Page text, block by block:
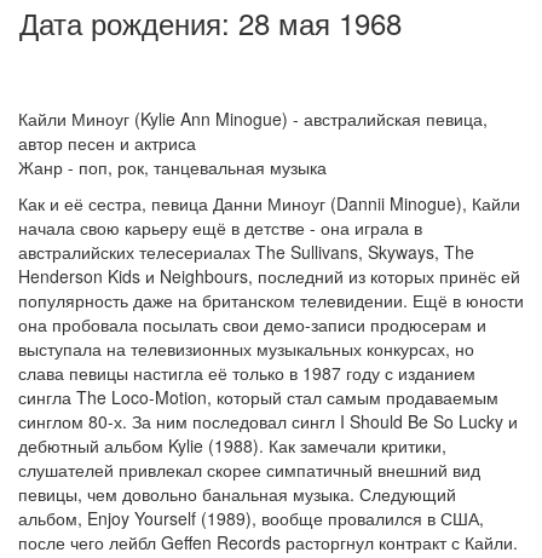
Дата рождения: 28 мая 1968
Кайли Миноуг (Kylie Ann Minogue) - австралийская певица,
автор песен и актриса
Жанр - поп, рок, танцевальная музыка
Как и её сестра, певица Данни Миноуг (Dannii Minogue), Кайли
начала свою карьеру ещё в детстве - она играла в
австралийских телесериалах The Sullivans, Skyways, The
Henderson Kids и Neighbours, последний из которых принёс ей
популярность даже на британском телевидении. Ещё в юности
она пробовала посылать свои демо-записи продюсерам и
выступала на телевизионных музыкальных конкурсах, но
слава певицы настигла её только в 1987 году с изданием
сингла The Loco-Motion, который стал самым продаваемым
синглом 80-х. За ним последовал сингл I Should Be So Lucky и
дебютный альбом Kylie (1988). Как замечали критики,
слушателей привлекал скорее симпатичный внешний вид
певицы, чем довольно банальная музыка. Следующий
альбом, Enjoy Yourself (1989), вообще провалился в США,
после чего лейбл Geffen Records расторгнул контракт с Кайли.